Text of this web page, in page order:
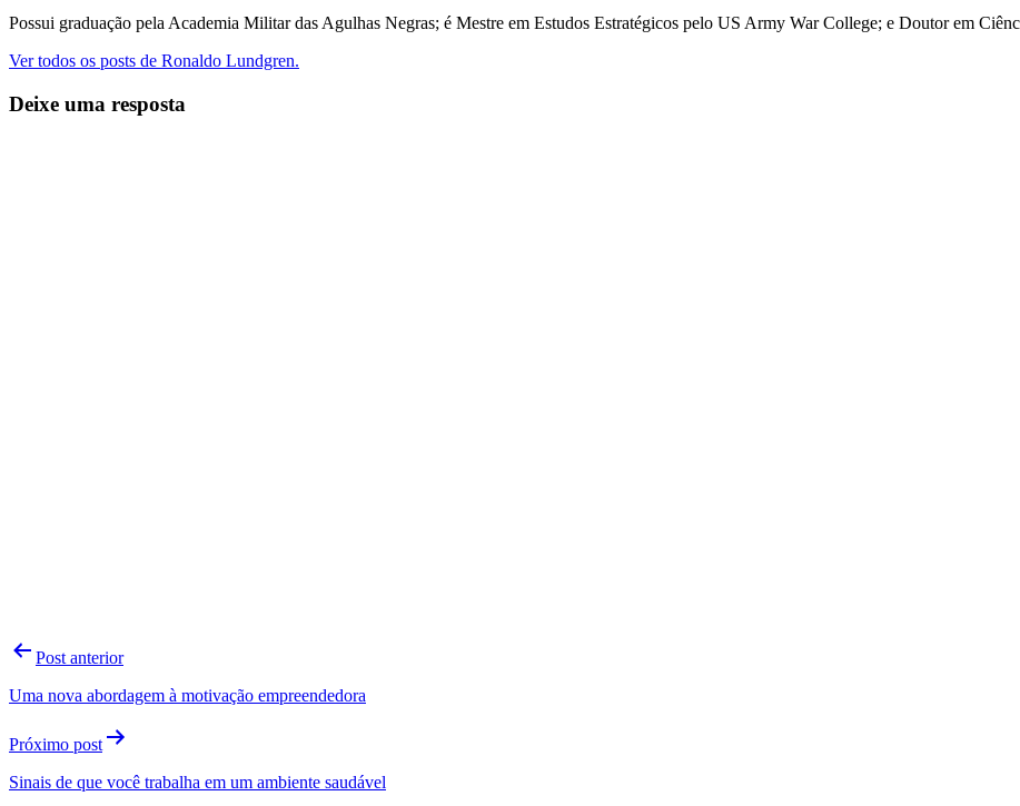
Possui graduação pela Academia Militar das Agulhas Negras; é Mestre em Estudos Estratégicos pelo US Army War College; e Doutor em
Ver todos os posts de Ronaldo Lundgren.
Deixe uma resposta
Navegação
Post
Post anterior
Uma nova abordagem à motivação empreendedora
Próximo post
Sinais de que você trabalha em um ambiente saudável